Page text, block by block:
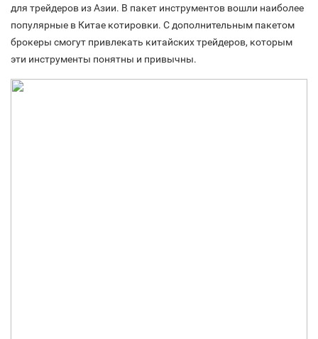
для трейдеров из Азии. В пакет инструментов вошли наиболее
популярные в Китае котировки. С дополнительным пакетом
брокеры смогут привлекать китайских трейдеров, которым
эти инструменты понятны и привычны.